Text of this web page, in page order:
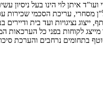
איתן לוי הינו בעל ניסיון
מסחרי, עריכת הסכמי שכירות
לקוחות בפני כל הערכאות